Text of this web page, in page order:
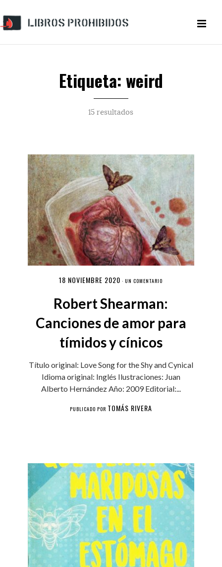
Etiqueta: weird
15 resultados
18 NOVIEMBRE 2020 ·UN COMENTARIO
Robert Shearman:
Canciones de amor para
tímidos y cínicos
Título original: Love Song for the Shy and Cynical
Idioma original: Inglés Ilustraciones: Juan
Alberto Hernández Año: 2009 Editorial:...
PUBLICADO POR TOMÁS RIVERA